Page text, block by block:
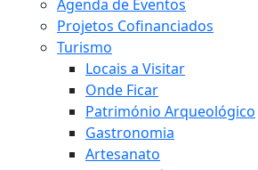
Agenda de Eventos
Projetos Cofinanciados
Turismo
Locais a Visitar
Onde Ficar
Património Arqueológico
Gastronomia
Artesanato